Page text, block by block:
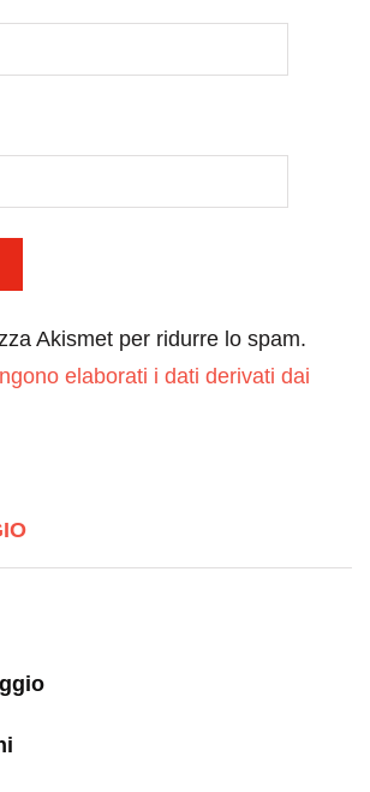
Akismet per ridurre lo spam.
elaborati i dati derivati dai